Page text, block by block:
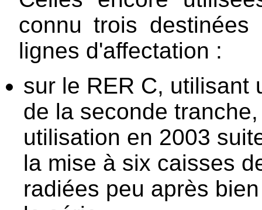
connu trois
lignes d'affectation :
sur le RER C, utilisant
de la seconde
utilisation en 2003
la mise à six caisses
radiées peu après